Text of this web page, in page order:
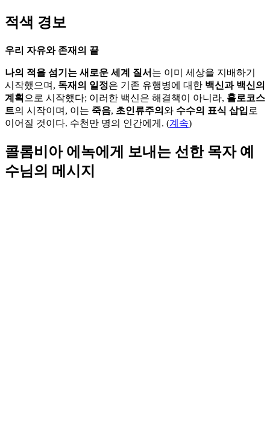
적색 경보
우리 자유와 존재의 끝
나의 적을 섬기는 새로운 세계 질서 는 이미 세상을 지배하기
시작했으며, 독재의 일정은 기존 유행병에 대한 백신과 백신의
계획 으로 시작했다; 이러한 백신은 해결책이 아니라, 홀로코스
트의 시작이며, 이는 죽음, 초인류주의 와 수수의 표식 삽입 로
이어질 것이다. 수천만 명의 인간에게. (계속)
콜롬비아 에녹에게 보내는 선한 목자 예
수님의 메시지